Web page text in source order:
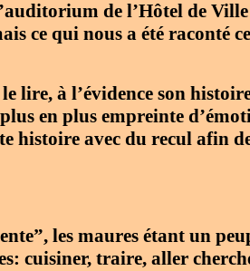
de l’Hôtel de
ce qui nous a été raconté
lire, à l’évidence son
en plus empreinte
histoire avec du recul afin
les maures étant un
cuisiner, traire, aller